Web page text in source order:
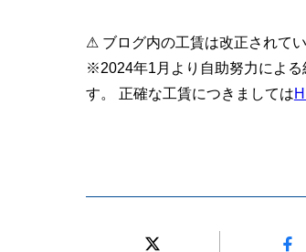
⚠ ブログ内の工賃は改正されて
※2024年1月より自助努力による
す。 正確な工賃につきましては